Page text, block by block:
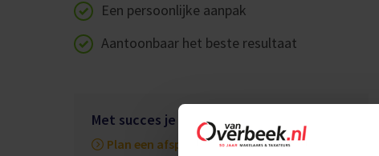
Een persoonlijke aanpak
Aantoonbaar het beste resultaat
Met succes je huis verkopen
Plan een afspraak